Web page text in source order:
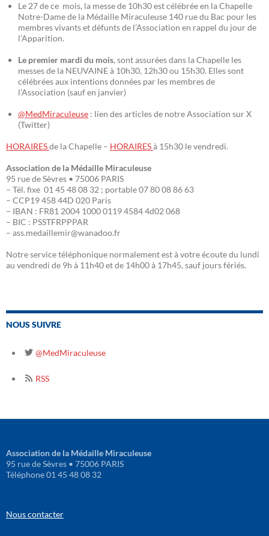
Le 27 de ce mois, la messe de 10h30 est célébrée en la Chapelle
Notre-Dame de la Médaille Miraculeuse 140 rue du Bac pour les
membres vivants et défunts de l’Association en rappel du jour de
l’Apparition.
Le premier mardi du mois, sont assurées dans la Chapelle les
messes de la NEUVAINE à 10h30, 12h30 ou 15h30. Elles sont
célébrées aux intentions données par les membres de
l’Association (sauf en janvier)
@MedMiraculeuse : lien des articles de notre Association sur X
(Twitter)
HORAIRESde la Chapelle – HORAIRESà 15h30 le vendredi.
Association de la Médaille Miraculeuse
95 rue de Sèvres • 75006 PARIS
– Tél. fixe 01 45 48 08 32 ; portable 07 80 08 86 63
– CCP19 458 44D 020 Paris
– IBAN : FR81 2004 1000 0119 4584 4d02 068
– BIC : PSSTFRPPPAR
– ass.medaillemir@wanadoo.fr
Notre service téléphonique normalement est à votre écoute du lundi
au vendredi de 9h à 11h40 et de 14h00 à 17h45, sauf jours fériés.
NOUS SUIVRE
@MedMiraculeuse
RSS
Association de la Médaille Miraculeuse
95 rue de Sèvres • 75006 PARIS
Téléphone 01 45 48 08 32
Nous contacter